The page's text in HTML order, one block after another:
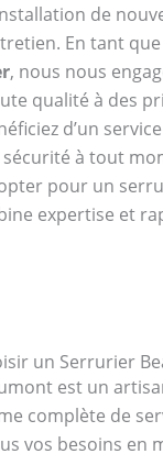
de
En tant que
, nous nous
qualité à des
d’un
à tout
pour un
expertise et
un Serrurier
est un
complète de
vos besoins en